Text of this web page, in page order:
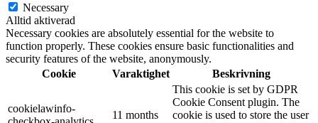
Necessary
Alltid aktiverad
Necessary cookies are absolutely essential for the website to
function properly. These cookies ensure basic functionalities and
security features of the website, anonymously.
Cookie
Varaktighet Beskrivning
cookielawinfo-
11 months
This cookie is set by GDPR
Cookie Consent plugin. The
cookie is used to store the user